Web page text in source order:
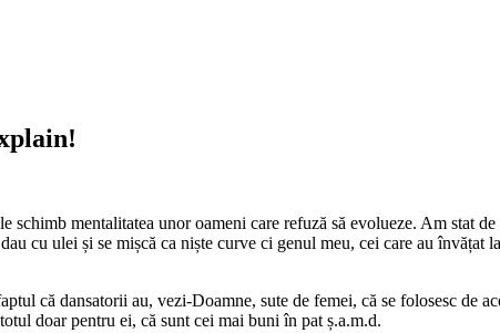
mentalitatea unor oameni care refuză să evolueze. Am stat
cu ulei și se mișcă ca niște curve ci genul meu, cei care au
că dansatorii au, vezi-Doamne, sute de femei, că se folosesc de
doar pentru ei, că sunt cei mai buni în pat ș.a.m.d.